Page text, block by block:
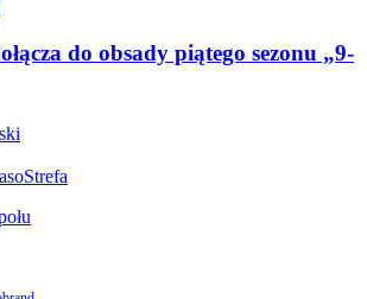
do obsady piątego sezonu „9-